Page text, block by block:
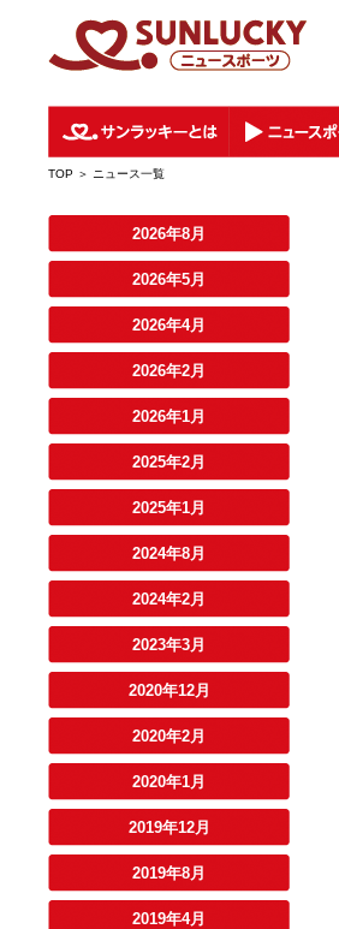
TOP＞ ニュース一覧
2026年8月
2026年5月
2026年4月
2026年2月
2026年1月
2025年2月
2025年1月
2024年8月
2024年2月
2023年3月
2020年12月
2020年2月
2020年1月
2019年12月
2019年8月
2019年4月